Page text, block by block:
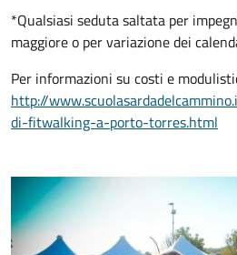
*Qualsiasi seduta saltata per
maggiore o per variazione dei
Per informazioni su costi e
http://
di-fitwalking-a-porto-torres.html